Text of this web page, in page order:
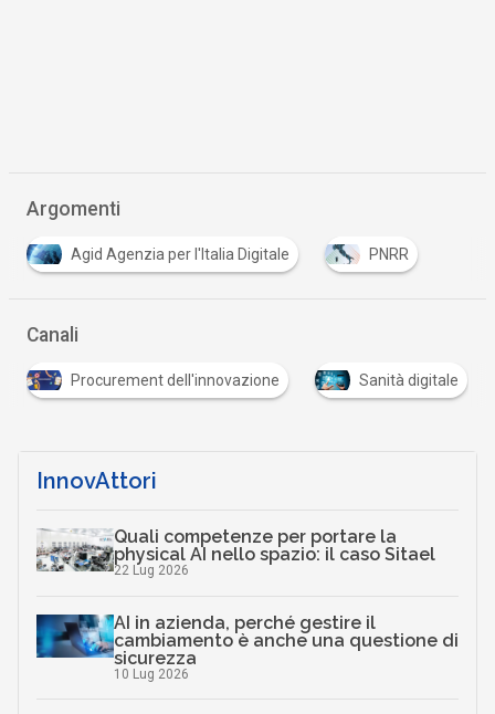
Argomenti
Agid Agenzia per l'Italia Digitale PNRR
Canali
Procurement dell'innovazione Sanità digitale
InnovAttori
Quali competenze per portare la
physical AI nello spazio: il caso Sitael
22 Lug 2026
AI in azienda, perché gestire il
cambiamento è anche una questione di
sicurezza
10 Lug 2026